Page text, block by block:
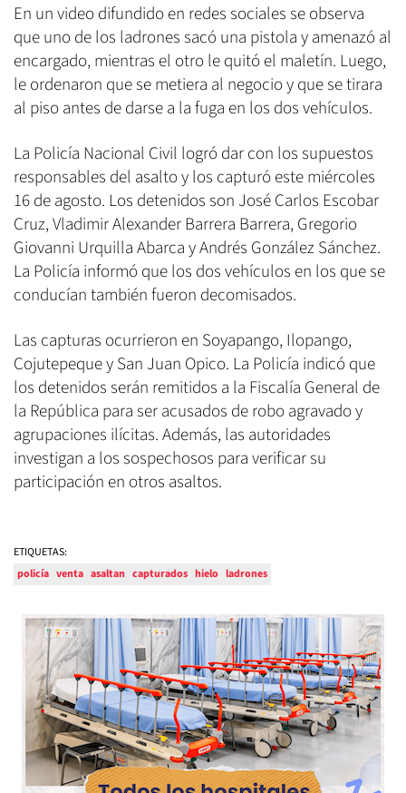
En un video difundido en redes sociales se observa
que uno de los ladrones sacó una pistola y amenazó al
encargado, mientras el otro le quitó el maletín. Luego,
le ordenaron que se metiera al negocio y que se tirara
al piso antes de darse a la fuga en los dos vehículos.
La Policía Nacional Civil logró dar con los supuestos
responsables del asalto y los capturó este miércoles
16 de agosto. Los detenidos son José Carlos Escobar
Cruz, Vladimir Alexander Barrera Barrera, Gregorio
Giovanni Urquilla Abarca y Andrés González Sánchez.
La Policía informó que los dos vehículos en los que se
conducían también fueron decomisados.
Las capturas ocurrieron en Soyapango, Ilopango,
Cojutepeque y San Juan Opico. La Policía indicó que
los detenidos serán remitidos a la Fiscalía General de
la República para ser acusados de robo agravado y
agrupaciones ilícitas. Además, las autoridades
investigan a los sospechosos para verificar su
participación en otros asaltos.
ETIQUETAS:
policía venta asaltan capturados hielo ladrones